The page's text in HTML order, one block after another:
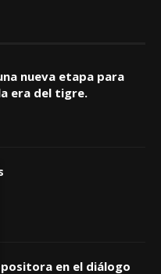
nueva etapa para
era del tigre.
en el diálogo